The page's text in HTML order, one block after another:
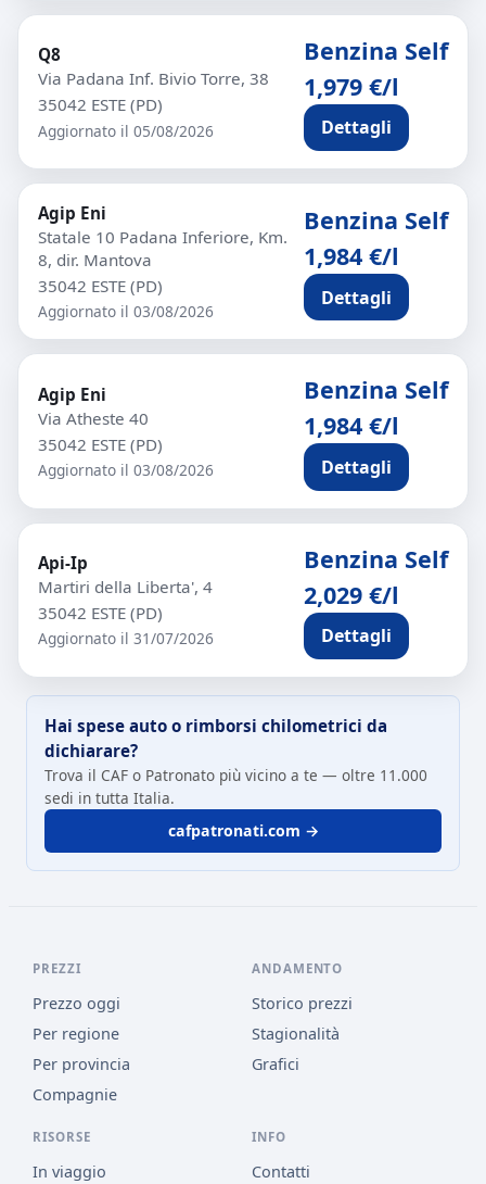
Q8
Via Padana Inf. Bivio Torre, 38
35042 ESTE (PD)
Aggiornato il 05/08/2026
Benzina Self
1,979 €/l
Dettagli
Agip Eni
Statale 10 Padana Inferiore, Km.
8, dir. Mantova
35042 ESTE (PD)
Aggiornato il 03/08/2026
Benzina Self
1,984 €/l
Dettagli
Agip Eni
Via Atheste 40
35042 ESTE (PD)
Aggiornato il 03/08/2026
Benzina Self
1,984 €/l
Dettagli
Api-Ip
Martiri della Liberta', 4
35042 ESTE (PD)
Aggiornato il 31/07/2026
Benzina Self
2,029 €/l
Dettagli
Hai spese auto o rimborsi chilometrici da
dichiarare?
Trova il CAF o Patronato più vicino a te — oltre 11.000
sedi in tutta Italia.
cafpatronati.com →
PREZZI
Prezzo oggi
Per regione
Per provincia
Compagnie
ANDAMENTO
Storico prezzi
Stagionalità
Grafici
RISORSE
In viaggio
INFO
Contatti